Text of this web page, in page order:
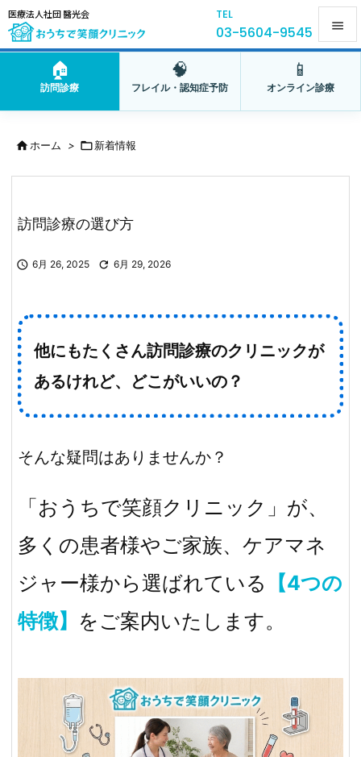
医療法人社団 醫光会 TEL
03-5604-9545 
🏠
訪問診療
🧠
フレイル・認知症予防
📱
オンライン診療
ホーム > 新着情報
訪問診療の選び方
 6月 26, 2025  6月 29, 2026
他にもたくさん訪問診療のクリニックが
あるけれど、どこがいいの？
そんな疑問はありませんか？
「おうちで笑顔クリニック」が、
多くの患者様やご家族、ケアマネ
ジャー様から選ばれている
【4つの
特徴】 をご案内いたします。